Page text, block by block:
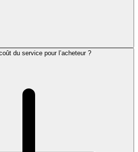
du service pour l’acheteur ?